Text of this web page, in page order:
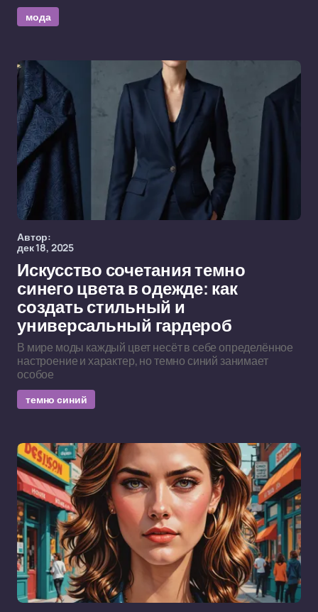
мода
Автор:
дек 18, 2025
Искусство сочетания темно
синего цвета в одежде: как
создать стильный и
универсальный гардероб
В мире моды каждый цвет несёт в себе определённое
настроение и характер, но темно синий занимает
особое
темно синий